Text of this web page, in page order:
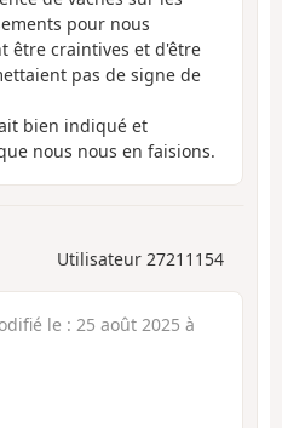
pour nous
être craintives et d'être
pas de signe de
bien indiqué et
nous nous en faisions.
Utilisateur 27211154
le : 25 août 2025 à